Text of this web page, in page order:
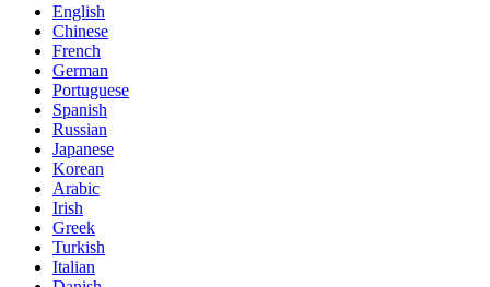
English
Chinese
French
German
Portuguese
Spanish
Russian
Japanese
Korean
Arabic
Irish
Greek
Turkish
Italian